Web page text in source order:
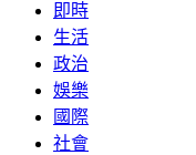
即時
生活
政治
娛樂
國際
社會